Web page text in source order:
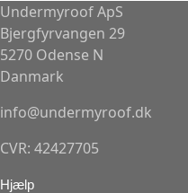
Undermyroof ApS
Bjergfyrvangen 29
5270 Odense N
Danmark
info@undermyroof.dk
CVR: 42427705
Hjælp